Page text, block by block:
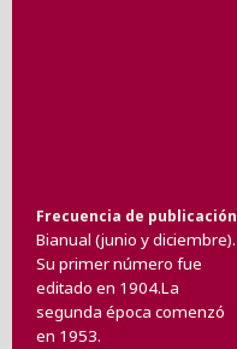
Frecuencia de publicación
Bianual (junio y diciembre).
Su primer número fue
editado en 1904.La
segunda época comenzó
en 1953.